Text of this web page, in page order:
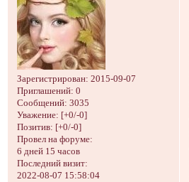
Зарегистрирован: 2015-09-07
Приглашений: 0
Сообщений: 3035
Уважение: [+0/-0]
Позитив: [+0/-0]
Провел на форуме:
6 дней 15 часов
Последний визит:
2022-08-07 15:58:04